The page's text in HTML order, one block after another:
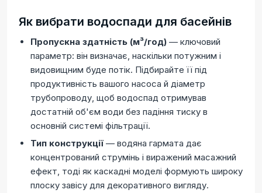
Як вибрати водоспади для басейнів
Пропускна здатність (м³/год) — ключовий
параметр: він визначає, наскільки потужним і
видовищним буде потік. Підбирайте її під
продуктивність вашого насоса й діаметр
трубопроводу, щоб водоспад отримував
достатній об'єм води без падіння тиску в
основній системі фільтрації.
Тип конструкції— водяна гармата дає
концентрований струмінь і виражений масажний
ефект, тоді як каскадні моделі формують широку
плоску завісу для декоративного вигляду.